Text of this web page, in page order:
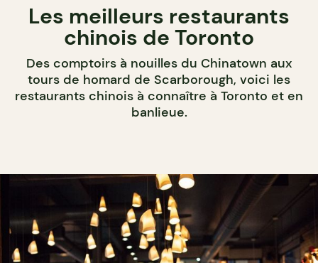
Les meilleurs restaurants
chinois de Toronto
Des comptoirs à nouilles du Chinatown aux
tours de homard de Scarborough, voici les
restaurants chinois à connaître à Toronto et en
banlieue.